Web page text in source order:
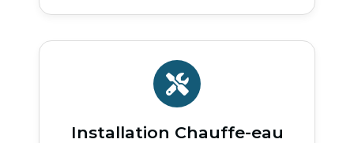
Installation Chauffe-eau